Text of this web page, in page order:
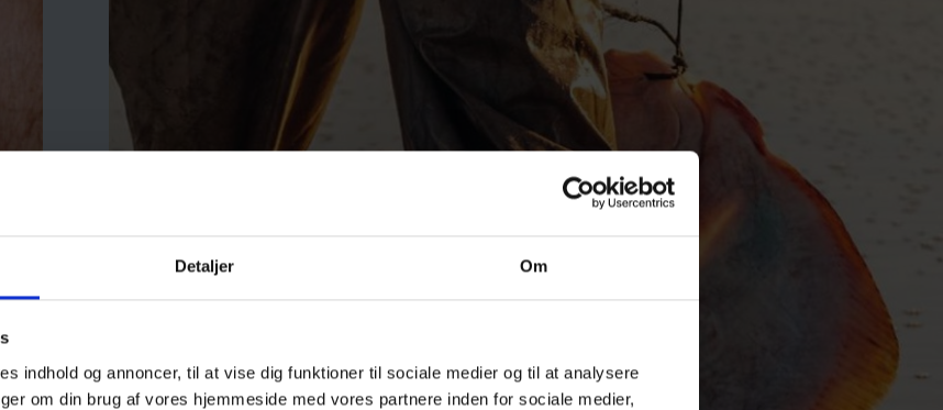
Detaljer Om
indhold og annoncer, til at vise dig funktioner til sociale medier og til at analysere
om din brug af vores hjemmeside med vores partnere inden for sociale medier,